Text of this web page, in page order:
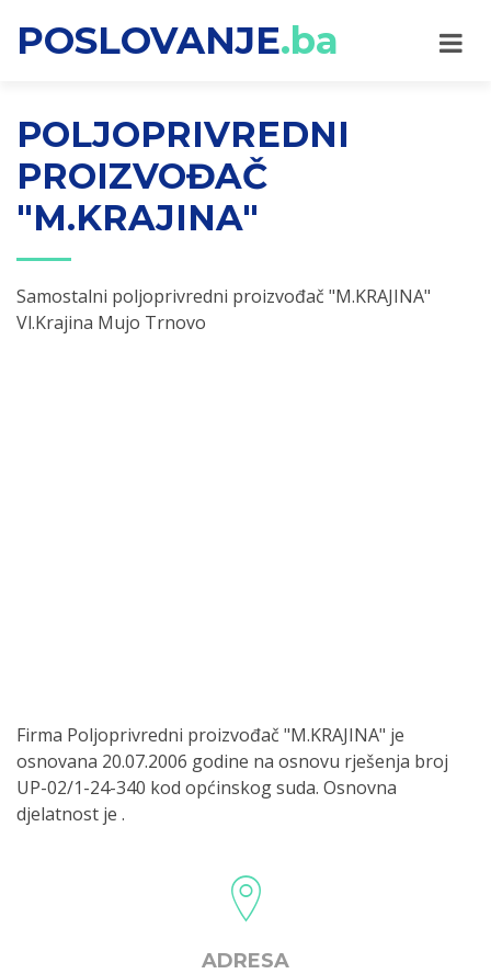
POSLOVANJE.ba
POLJOPRIVREDNI
PROIZVOĐAČ
"M.KRAJINA"
Samostalni poljoprivredni proizvođač "M.KRAJINA"
Vl.Krajina Mujo Trnovo
Firma Poljoprivredni proizvođač "M.KRAJINA" je
osnovana 20.07.2006 godine na osnovu rješenja broj
UP-02/1-24-340 kod općinskog suda. Osnovna
djelatnost je .
ADRESA